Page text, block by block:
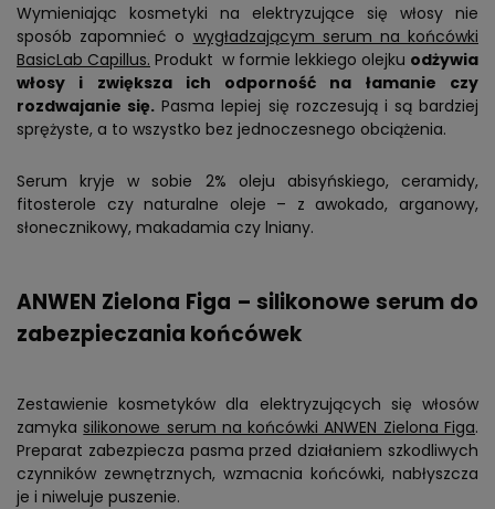
Wymieniając kosmetyki na elektryzujące się włosy nie
sposób zapomnieć o wygładzającym serum na końcówki
BasicLab Capillus. Produkt w formie lekkiego olejku odżywia
włosy i zwiększa ich odporność na łamanie czy
rozdwajanie się. Pasma lepiej się rozczesują i są bardziej
sprężyste, a to wszystko bez jednoczesnego obciążenia.
Serum kryje w sobie 2% oleju abisyńskiego, ceramidy,
fitosterole czy naturalne oleje – z awokado, arganowy,
słonecznikowy, makadamia czy lniany.
ANWEN Zielona Figa – silikonowe serum do
zabezpieczania końcówek
Zestawienie kosmetyków dla elektryzujących się włosów
zamyka silikonowe serum na końcówki ANWEN Zielona Figa.
Preparat zabezpiecza pasma przed działaniem szkodliwych
czynników zewnętrznych, wzmacnia końcówki, nabłyszcza
je i niweluje puszenie.